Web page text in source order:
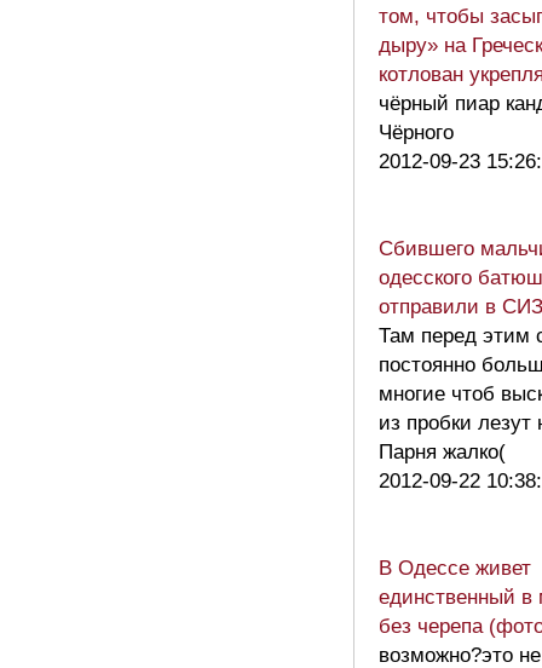
том, чтобы
дыру» на
котлован
чёрный пиар
Чёрного
2012-09-23
Сбившего
одесского
отправили в
Там перед этим
постоянно
многие чтоб
из пробки
Парня жалко(
2012-09-22
В Одессе живет
единственный
без черепа
возможно?это